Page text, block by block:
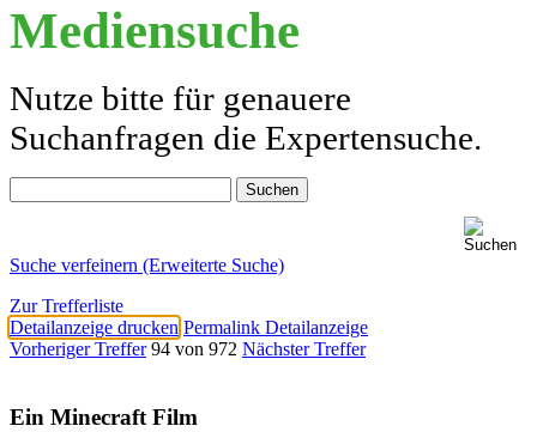
Mediensuche
Nutze bitte für genauere
Suchanfragen die Expertensuche.
Suche verfeinern (Erweiterte Suche)
Zur Trefferliste
Detailanzeige drucken Permalink Detailanzeige
Vorheriger Treffer 94 von 972 Nächster Treffer
Ein Minecraft Film